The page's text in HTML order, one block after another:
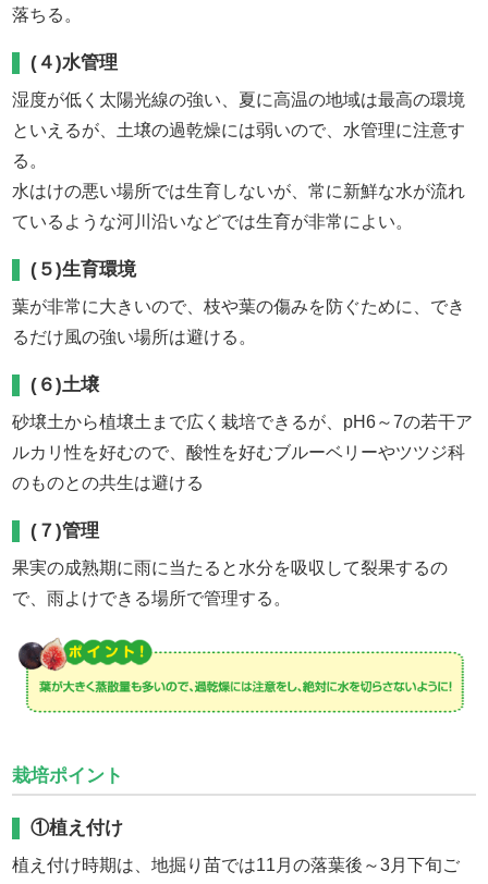
落ちる。
(４)水管理
湿度が低く太陽光線の強い、夏に高温の地域は最高の環境
といえるが、土壌の過乾燥には弱いので、水管理に注意す
る。
水はけの悪い場所では生育しないが、常に新鮮な水が流れ
ているような河川沿いなどでは生育が非常によい。
(５)生育環境
葉が非常に大きいので、枝や葉の傷みを防ぐために、でき
るだけ風の強い場所は避ける。
(６)土壌
砂壌土から植壌土まで広く栽培できるが、pH6～7の若干ア
ルカリ性を好むので、酸性を好むブルーベリーやツツジ科
のものとの共生は避ける
(７)管理
果実の成熟期に雨に当たると水分を吸収して裂果するの
で、雨よけできる場所で管理する。
栽培ポイント
①植え付け
植え付け時期は、地掘り苗では11月の落葉後～3月下旬ご